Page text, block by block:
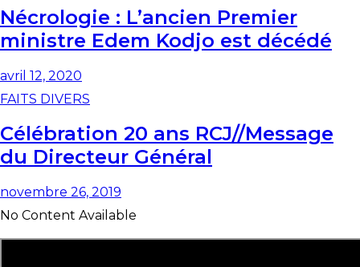
Nécrologie : L’ancien Premier
ministre Edem Kodjo est décédé
avril 12, 2020
FAITS DIVERS
Célébration 20 ans RCJ//Message
du Directeur Général
novembre 26, 2019
No Content Available